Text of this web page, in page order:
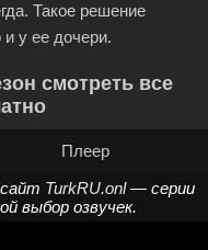
Такое решение
у ее дочери.
смотреть все
Плеер
TurkRU.onl— серии
выбор озвучек.